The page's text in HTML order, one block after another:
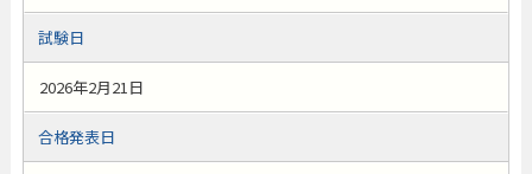
試験日
2026年2月21日
合格発表日